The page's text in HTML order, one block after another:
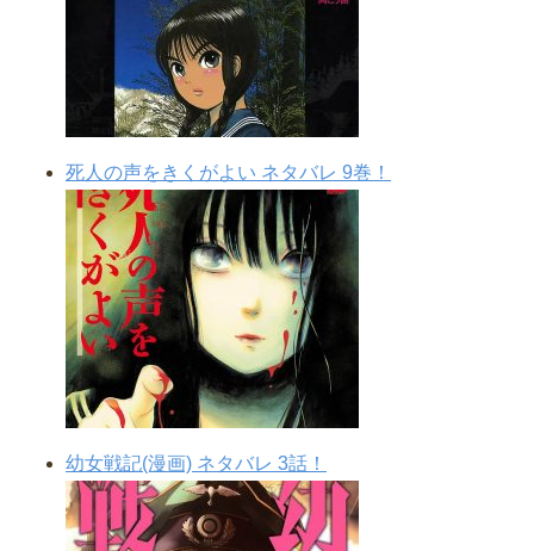
死人の声をきくがよい ネタバレ 9巻！
幼女戦記(漫画) ネタバレ 3話！